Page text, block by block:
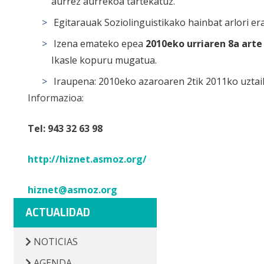
Egitarauak Soziolinguistikako hainbat arlori
Izena emateko epea 2010eko urriaren 8a arte
Ikasle kopuru mugatua.
Iraupena: 2010eko azaroaren 2tik 2011ko
Informazioa:
Tel: 943 32 63 98
http://hiznet.asmoz.org/
hiznet@asmoz.org
ACTUALIDAD
NOTICIAS